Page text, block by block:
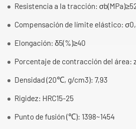
Resistencia a la tracción:
Compensación de límite elástico:
Elongación: δ5(%)≥40
Porcentaje de contracción del área:
Densidad (20℃, g/cm3): 7,93
Rigidez: HRC15-25
Punto de fusión (℃): 1398~1454